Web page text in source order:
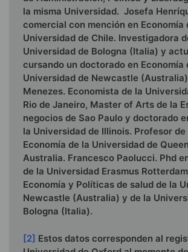
la misma Universidad. Josefa
comercial con mención en Economía
Universidad de Chile. Investigadora
Universidad de Bologna (Italia) y
cursando un doctorado en Economía
Universidad de Newcastle
Menezes. Economista de la
Rio de Janeiro, Master of Arts de la
negocios de Sao Paulo y doctorado
la Universidad de Illinois. Profesor de
Economía de la Universidad de
Australia. Francesco Paolucci. Phd
de la Universidad Erasmus
Economía y Políticas de salud de la
Newcastle (Australia) y de la
Bologna (Italia).
[2] Estos datos corresponden al